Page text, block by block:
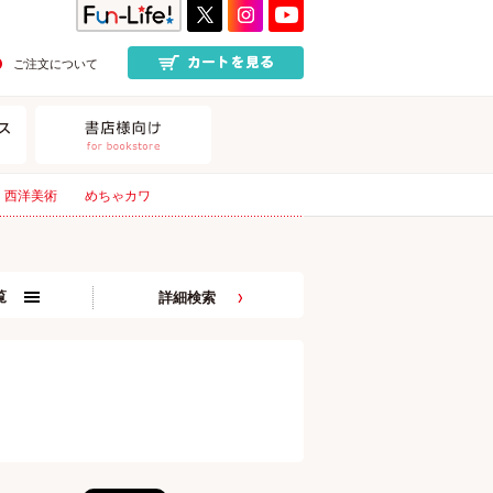
ご注文について
西洋美術 めちゃカワ
詳細検索